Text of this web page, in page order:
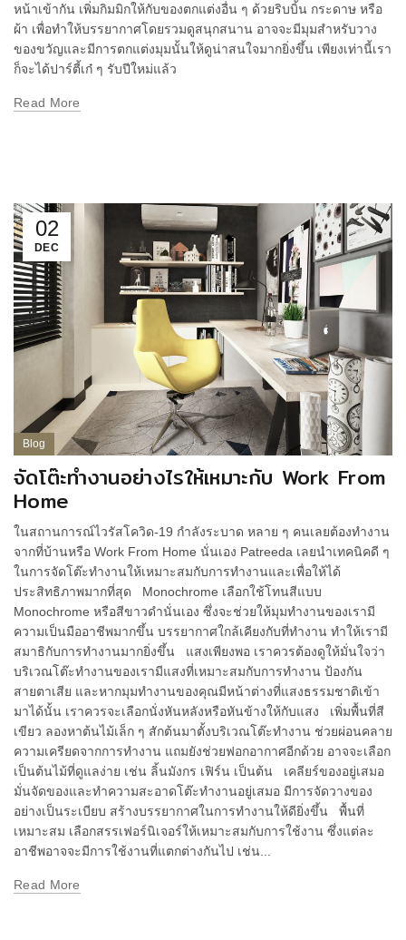
หน้าเข้ากัน เพิ่มกิมมิกให้กับของตกแต่งอื่น ๆ ด้วยริบบิ้น กระดาษ หรือ
ผ้า เพื่อทำให้บรรยากาศโดยรวมดูสนุกสนาน อาจจะมีมุมสำหรับวาง
ของขวัญและมีการตกแต่งมุมนั้นให้ดูน่าสนใจมากยิ่งขึ้น เพียงเท่านี้เรา
ก็จะได้ปาร์ตี้เก๋ ๆ รับปีใหม่แล้ว
Read More
02
DEC
Blog
จัดโต๊ะทำงานอย่างไรให้เหมาะกับ Work From
Home
ในสถานการณ์ไวรัสโควิด-19 กำลังระบาด หลาย ๆ คนเลยต้องทำงาน
จากที่บ้านหรือ Work From Home นั่นเอง Patreeda เลยนำเทคนิคดี ๆ
ในการจัดโต๊ะทำงานให้เหมาะสมกับการทำงานและเพื่อให้ได้
ประสิทธิภาพมากที่สุด Monochrome เลือกใช้โทนสีแบบ
Monochrome หรือสีขาวดำนั่นเอง ซึ่งจะช่วยให้มุมทำงานของเรามี
ความเป็นมืออาชีพมากขึ้น บรรยากาศใกล้เคียงกับที่ทำงาน ทำให้เรามี
สมาธิกับการทำงานมากยิ่งขึ้น แสงเพียงพอ เราควรต้องดูให้มั่นใจว่า
บริเวณโต๊ะทำงานของเรามีแสงที่เหมาะสมกับการทำงาน ป้องกัน
สายตาเสีย และหากมุมทำงานของคุณมีหน้าต่างที่แสงธรรมชาติเข้า
มาได้นั้น เราควรจะเลือกนั่งหันหลังหรือหันข้างให้กับแสง เพิ่มพื้นที่สี
เขียว ลองหาต้นไม้เล็ก ๆ สักต้นมาตั้งบริเวณโต๊ะทำงาน ช่วยผ่อนคลาย
ความเครียดจากการทำงาน แถมยังช่วยฟอกอากาศอีกด้วย อาจจะเลือก
เป็นต้นไม้ที่ดูแลง่าย เช่น ลิ้นมังกร เฟิร์น เป็นต้น เคลียร์ของอยู่เสมอ
มั่นจัดของและทำความสะอาดโต๊ะทำงานอยู่เสมอ มีการจัดวางของ
อย่างเป็นระเบียบ สร้างบรรยากาศในการทำงานให้ดียิ่งขึ้น พื้นที่
เหมาะสม เลือกสรรเฟอร์นิเจอร์ให้เหมาะสมกับการใช้งาน ซึ่งแต่ละ
อาชีพอาจจะมีการใช้งานที่แตกต่างกันไป เช่น...
Read More